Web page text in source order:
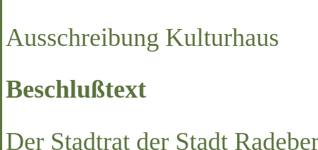
Ausschreibung Kulturhaus
Beschlußtext
Der Stadtrat der Stadt